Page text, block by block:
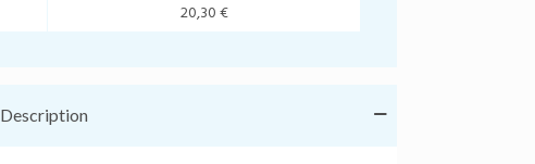
20,30 €
Description